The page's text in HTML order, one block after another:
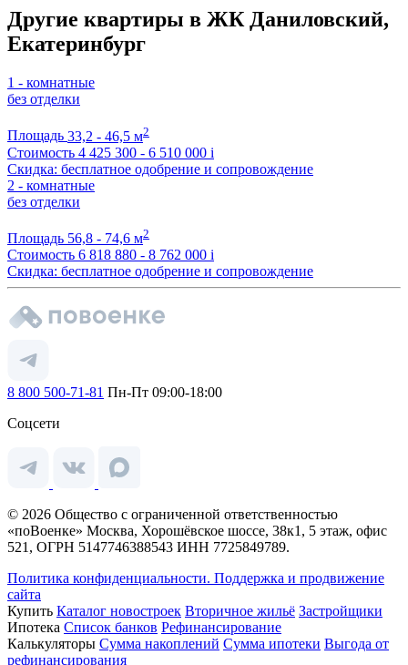
Другие квартиры в ЖК Даниловский,
Екатеринбург
1 - комнатные
без отделки
Площадь 33,2 - 46,5 м2
Стоимость 4 425 300 - 6 510 000 i
Скидка: бесплатное одобрение и сопровождение
2 - комнатные
без отделки
Площадь 56,8 - 74,6 м2
Стоимость 6 818 880 - 8 762 000 i
Скидка: бесплатное одобрение и сопровождение
8 800 500-71-81 Пн-Пт 09:00-18:00
Соцсети
© 2026 Общество с ограниченной ответственностью
«поВоенке» Москва, Хорошёвское шоссе, 38к1, 5 этаж, офис
521, ОГРН 5147746388543 ИНН 7725849789.
Политика конфиденциальности. Поддержка и продвижение
сайта
Купить Каталог новостроек Вторичное жильё Застройщики
Ипотека Список банков Рефинансирование
Калькуляторы Сумма накоплений Сумма ипотеки Выгода от
рефинансирования